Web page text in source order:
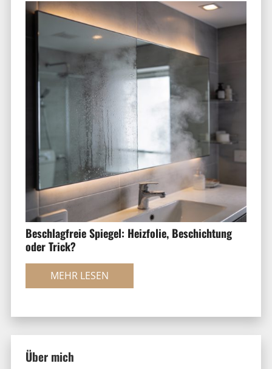
Beschlagfreie Spiegel: Heizfolie, Beschichtung
oder Trick?
MEHR LESEN
Über mich